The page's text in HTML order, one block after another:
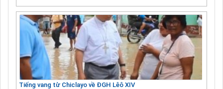
Tiếng vang từ Chiclayo về ĐGH Lêô XIV